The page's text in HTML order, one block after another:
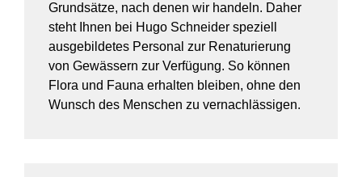
Grundsätze, nach denen wir handeln. Daher
steht Ihnen bei Hugo Schneider speziell
ausgebildetes Personal zur Renaturierung
von Gewässern zur Verfügung. So können
Flora und Fauna erhalten bleiben, ohne den
Wunsch des Menschen zu vernachlässigen.